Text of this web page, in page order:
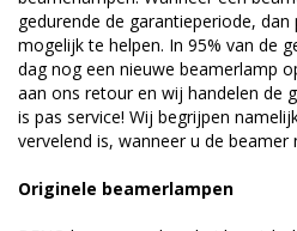
gedurende de garantieperiode,
mogelijk te helpen. In 95% van de
dag nog een nieuwe beamerlamp
aan ons retour en wij handelen de
is pas service! Wij begrijpen
vervelend is, wanneer u de beamer
Originele beamerlampen